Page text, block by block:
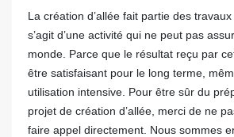
La création d’allée fait partie des
s’agit d’une activité qui ne peut pas
monde. Parce que le résultat reçu par
être satisfaisant pour le long terme,
utilisation intensive. Pour être sûr du
projet de création d’allée, merci de ne
faire appel directement. Nous sommes